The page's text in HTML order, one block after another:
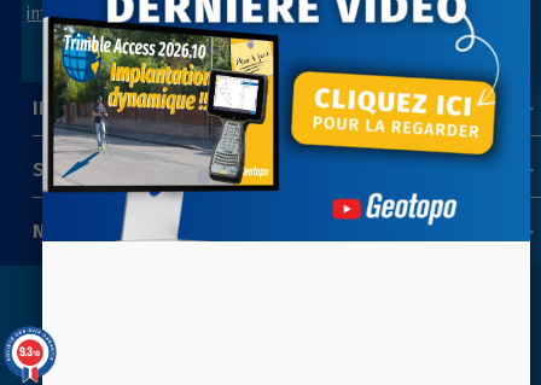
info@geotopo.fr
contact@geotopo.fr
SUIVEZ-NOUS
INFORMATIONS
NEWSLETTER
9.3/10